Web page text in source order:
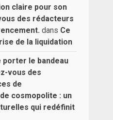
claire pour son
des rédacteurs
dans Ce
de la liquidation
porter le bandeau
vous des
de
cosmopolite : un
qui redéfinit